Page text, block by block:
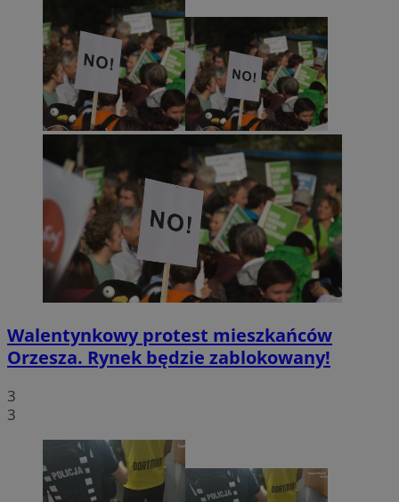
Walentynkowy protest mieszkańców
Orzesza. Rynek będzie zablokowany!
3
3